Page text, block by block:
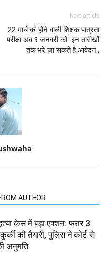
Next article
22 मार्च को होने वाली शिक्षक पात्रता
परीक्षा अब 9 जनवरी को...इन तारीखों
तक भरे जा सकते है आवेदन..
AUTHOR
केस में बड़ा एक्शन: फरार 3
की तैयारी, पुलिस ने कोर्ट से
अनुमति